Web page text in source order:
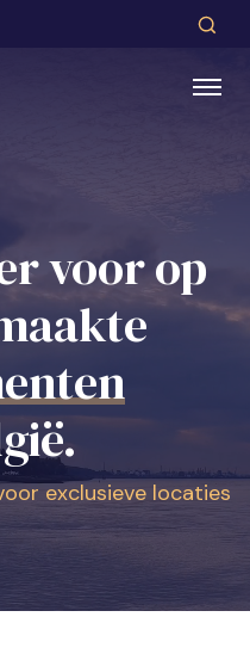
NL
voor op
exclusieve locaties